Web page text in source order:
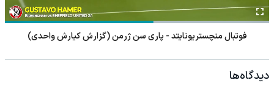
فوتبال منچستریونایتد - پاری سن ژرمن (گزارش کیارش واحدی)
دیدگاه‌ها